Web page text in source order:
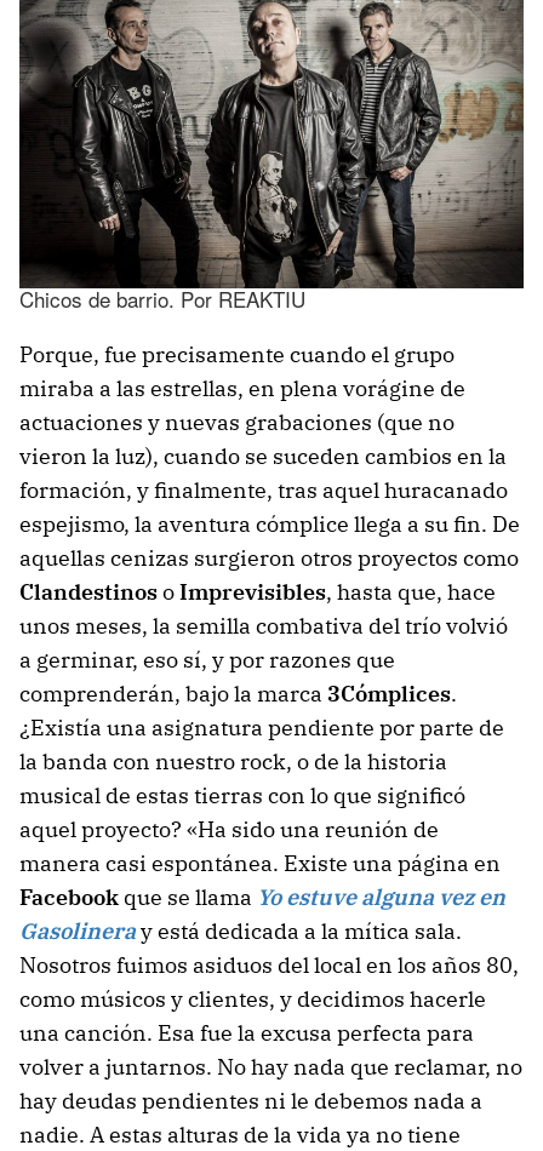
Chicos de barrio. Por REAKTIU
Porque, fue precisamente cuando el grupo
miraba a las estrellas, en plena vorágine de
actuaciones y nuevas grabaciones (que no
vieron la luz), cuando se suceden cambios en la
formación, y finalmente, tras aquel huracanado
espejismo, la aventura cómplice llega a su fin. De
aquellas cenizas surgieron otros proyectos como
ClandestinosoImprevisibles, hasta que, hace
unos meses, la semilla combativa del trío volvió
a germinar, eso sí, y por razones que
comprenderán, bajo la marca 3Cómplices.
¿Existía una asignatura pendiente por parte de
la banda con nuestro rock, o de la historia
musical de estas tierras con lo que significó
aquel proyecto? «Ha sido una reunión de
manera casi espontánea. Existe una página en
Facebook que se llama Yo estuve alguna vez en
Gasolineray está dedicada a la mítica sala.
Nosotros fuimos asiduos del local en los años 80,
como músicos y clientes, y decidimos hacerle
una canción. Esa fue la excusa perfecta para
volver a juntarnos. No hay nada que reclamar, no
hay deudas pendientes ni le debemos nada a
nadie. A estas alturas de la vida ya no tiene